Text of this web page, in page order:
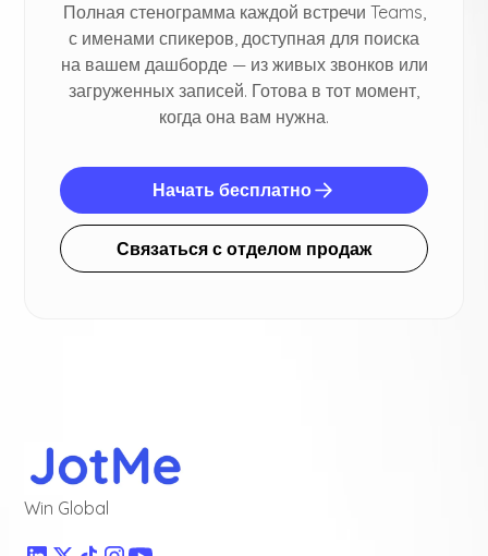
Полная стенограмма каждой встречи Teams,
с именами спикеров, доступная для поиска
на вашем дашборде — из живых звонков или
загруженных записей. Готова в тот момент,
когда она вам нужна.
Начать бесплатно
Связаться с отделом продаж
Win Global